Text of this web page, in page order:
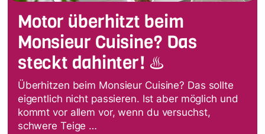
Motor überhitzt beim
Monsieur Cuisine? Das
steckt dahinter! ♨️
Überhitzen beim Monsieur Cuisine? Das sollte
eigentlich nicht passieren. Ist aber möglich und
kommt vor allem vor, wenn du versuchst,
schwere Teige …